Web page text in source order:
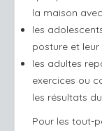
la maison
les
posture et
les adultes
exercices ou
les résultats
Pour les tout-